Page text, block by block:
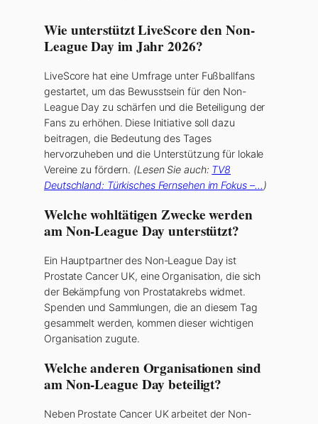
Wie unterstützt LiveScore den Non-
League Day im Jahr 2026?
LiveScore hat eine Umfrage unter Fußballfans
gestartet, um das Bewusstsein für den Non-
League Day zu schärfen und die Beteiligung der
Fans zu erhöhen. Diese Initiative soll dazu
beitragen, die Bedeutung des Tages
hervorzuheben und die Unterstützung für lokale
Vereine zu fördern. (Lesen Sie auch: TV8
Deutschland: Türkisches Fernsehen im Fokus –…)
Welche wohltätigen Zwecke werden
am Non-League Day unterstützt?
Ein Hauptpartner des Non-League Day ist
Prostate Cancer UK, eine Organisation, die sich
der Bekämpfung von Prostatakrebs widmet.
Spenden und Sammlungen, die an diesem Tag
gesammelt werden, kommen dieser wichtigen
Organisation zugute.
Welche anderen Organisationen sind
am Non-League Day beteiligt?
Neben Prostate Cancer UK arbeitet der Non-